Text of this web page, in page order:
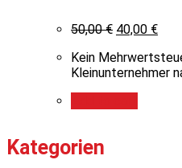
50,00€ 40,00 €
Kein
Kleinunternehmer
Kategorien